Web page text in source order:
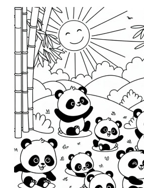
i
c
a
i
n